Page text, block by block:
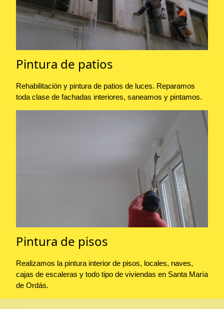
Pintura de patios
Rehabilitación y pintura de patios de luces. Reparamos
toda clase de fachadas interiores, saneamos y pintamos.
Pintura de pisos
Realizamos la pintura interior de pisos, locales, naves,
cajas de escaleras y todo tipo de viviendas en Santa María
de Ordás.